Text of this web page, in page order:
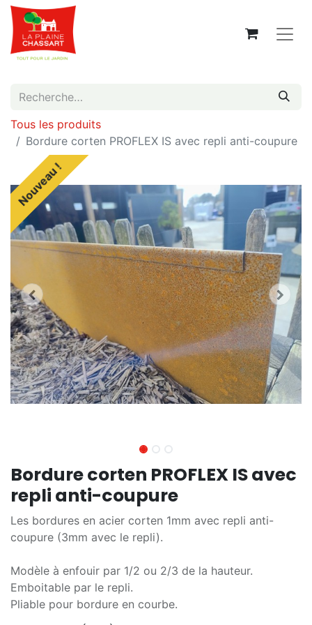
Tous les produits
Bordure corten PROFLEX IS avec repli anti-coupure
Nouveau !
Bordure corten PROFLEX IS avec
repli anti-coupure
Les bordures en acier corten 1mm avec repli anti-
coupure (3mm avec le repli).
Modèle à enfouir par 1/2 ou 2/3 de la hauteur.
Emboitable par le repli.
Pliable pour bordure en courbe.